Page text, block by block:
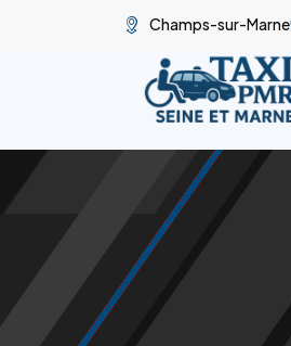
Champs-sur-Marne